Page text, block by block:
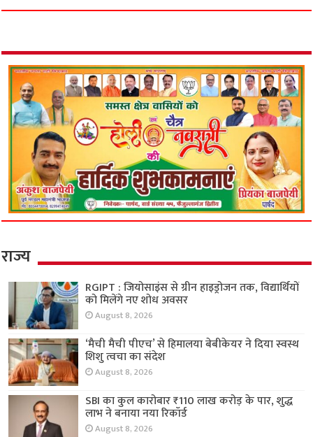
राज्य
RGIPT : जियोसाइंस से ग्रीन हाइड्रोजन तक, विद्यार्थियों
को मिलेंगे नए शोध अवसर
August 8, 2026
‘मैची मैची पीएच’ से हिमालया बेबीकेयर ने दिया स्वस्थ
शिशु त्वचा का संदेश
August 8, 2026
SBI का कुल कारोबार ₹110 लाख करोड़ के पार, शुद्ध
लाभ ने बनाया नया रिकॉर्ड
August 8, 2026